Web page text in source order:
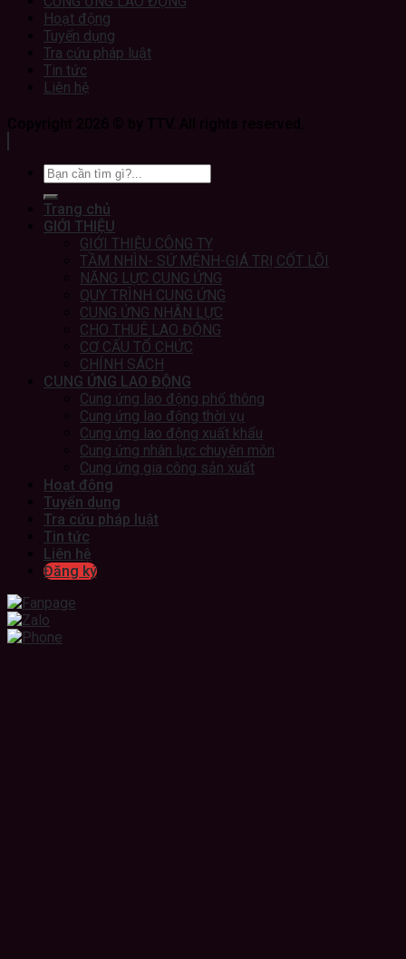
Hoạt động
Tuyển dụng
Tra cứu pháp luật
Tin tức
Liên hệ
Trang chủ
GIỚI THIỆU
GIỚI THIỆU CÔNG TY
TẦM NHÌN- SỨ MỆNH-GIÁ TRỊ CỐT LÕI
NĂNG LỰC CUNG ỨNG
QUY TRÌNH CUNG ỨNG
CUNG ỨNG NHÂN LỰC
CHO THUÊ LAO ĐỘNG
CƠ CẤU TỔ CHỨC
CHÍNH SÁCH
CUNG ỨNG LAO ĐỘNG
Cung ứng lao động phổ thông
Cung ứng lao động thời vụ
Cung ứng lao động xuất khẩu
Cung ứng nhân lực chuyên môn
Cung ứng gia công sản xuất
Hoạt động
Tuyển dụng
Tra cứu pháp luật
Tin tức
Liên hệ
Đăng ký